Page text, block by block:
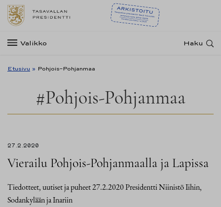
Valikko Haku
Etusivu » Pohjois-Pohjanmaa
#Pohjois-Pohjanmaa
27.2.2020
Vierailu Pohjois-Pohjanmaalla ja Lapissa
Tiedotteet, uutiset ja puheet 27.2.2020 Presidentti Niinistö Iihin,
Sodankylään ja Inariin